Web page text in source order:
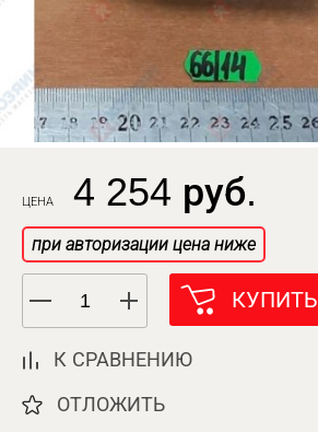
ЦЕНА 4 254 руб.
при авторизации цена ниже
КУПИТЬ
К СРАВНЕНИЮ
ОТЛОЖИТЬ